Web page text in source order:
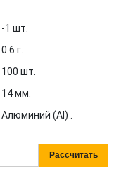
-1 шт.
0.6 г.
100 шт.
14 мм.
Алюминий (Al) .
Рассчитать